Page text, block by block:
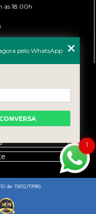
às 18:00h
de 19/02/1998)
1
pelo WhatsApp